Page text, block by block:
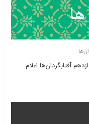
آفتابگردان‌ها اعلام